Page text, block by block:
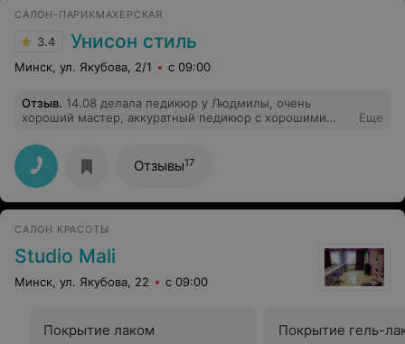
САЛОН-ПАРИКМАХЕРСКАЯ
3.4 Унисон стиль
Минск, ул. Якубова, 2/1 с 09:00
Отзыв. 14.08 делала педикюр у Людмилы, очень
хороший мастер, аккуратный педикюр с хорошими
Еще
Отзывы17
САЛОН КРАСОТЫ
Studio Mali
Минск, ул. Якубова, 22 с 09:00
Покрытие лаком Покрытие гель-